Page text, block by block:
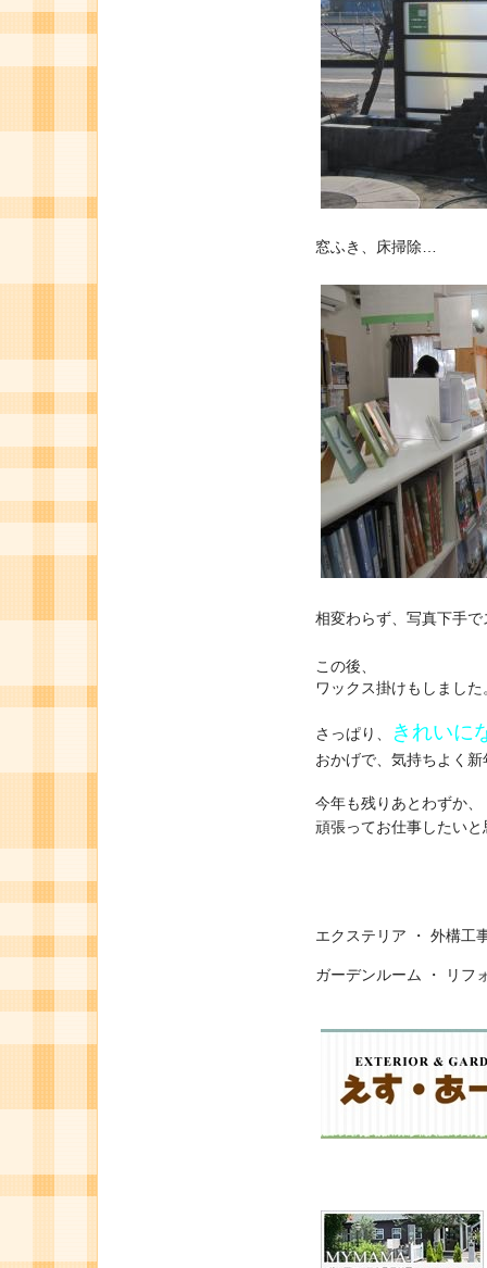
窓ふき、床掃除…
相変わらず、写真下手で
この後、
ワックス掛けもしました
さっぱり、 きれいに
おかげで、気持ちよく
今年も残りあとわずか、
頑張ってお仕事したいと
エクステリア ・ 外構工
ガーデンルーム ・ リフ